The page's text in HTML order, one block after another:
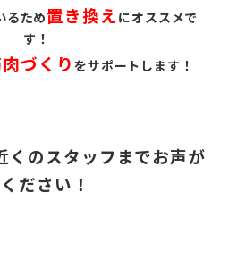
るため置き換え にオススメで
す！
づくり をサポートします！
くのスタッフまでお声が
ださい！